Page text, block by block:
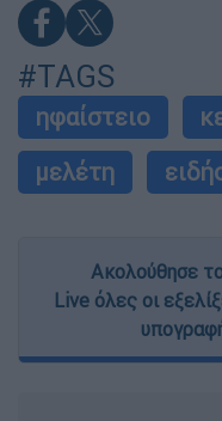
#TAGS
ηφαίστειο
μελέτη
Ακολούθησε
Live όλες οι